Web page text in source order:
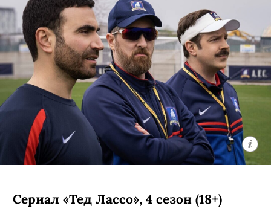
Сериал «Тед Лассо», 4 сезон (18+)